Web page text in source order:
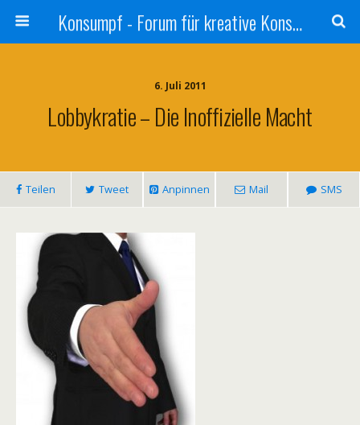
Konsumpf - Forum für kreative Konsumkritik - Culture Jamming, Nachhaltigkeit, Konzernkritik, Adbusting
6. Juli 2011
Lobbykratie – Die Inoffizielle Macht
Teilen Tweet Anpinnen Mail SMS